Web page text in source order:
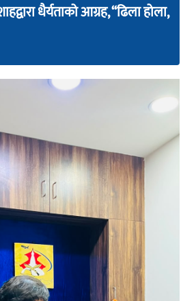
धैर्यताको आग्रह, “ढिला होला,